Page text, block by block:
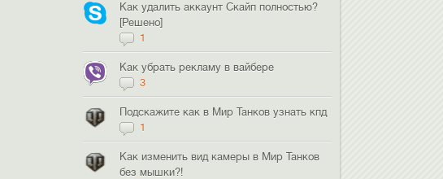
Как удалить аккаунт Скайп полностью?
[Решено]
1
Как убрать рекламу в вайбере
3
Подскажите как в Мир Танков узнать кпд
1
Как изменить вид камеры в Мир Танков
без мышки?!